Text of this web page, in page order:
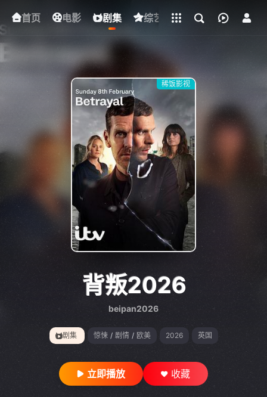
首页 电影 剧集 综艺 动漫 短剧
下载客户端
gt 0"}
稀饭影视
背叛2026
beipan2026
剧集 惊悚 / 剧情 / 欧美 2026 英国
立即播放 收藏